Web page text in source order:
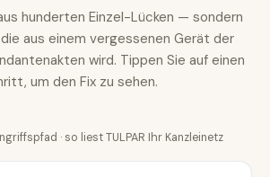
hunderten Einzel-Lücken — sondern
aus einem vergessenen Gerät der
wird. Tippen Sie auf einen
um den Fix zu sehen.
· so liest TULPAR Ihr Kanzleinetz